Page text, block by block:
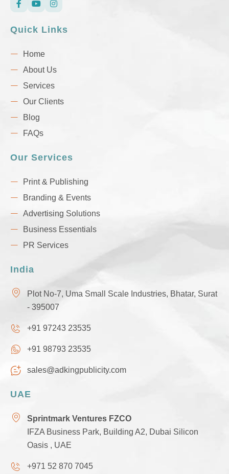
Quick Links
Home
About Us
Services
Our Clients
Blog
FAQs
Our Services
Print & Publishing
Branding & Events
Advertising Solutions
Business Essentials
PR Services
India
Plot No-7, Uma Small Scale Industries, Bhatar, Surat
- 395007
+91 97243 23535
+91 98793 23535
sales@adkingpublicity.com
UAE
Sprintmark Ventures FZCO
IFZA Business Park, Building A2, Dubai Silicon
Oasis , UAE
+971 52 870 7045